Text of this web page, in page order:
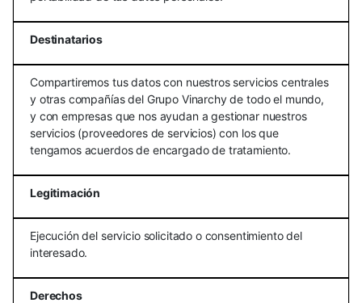
Destinatarios
Compartiremos tus datos con nuestros servicios centrales
y otras compañías del Grupo Vinarchy de todo el mundo,
y con empresas que nos ayudan a gestionar nuestros
servicios (proveedores de servicios) con los que
tengamos acuerdos de encargado de tratamiento.
Legitimación
Ejecución del servicio solicitado o consentimiento del
interesado.
Derechos